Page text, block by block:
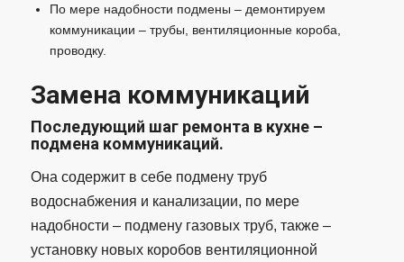
По мере надобности подмены – демонтируем
коммуникации – трубы, вентиляционные короба,
проводку.
Замена коммуникаций
Последующий шаг ремонта в кухне –
подмена коммуникаций.
Она содержит в себе подмену труб
водоснабжения и канализации, по мере
надобности – подмену газовых труб, также –
установку новых коробов вентиляционной